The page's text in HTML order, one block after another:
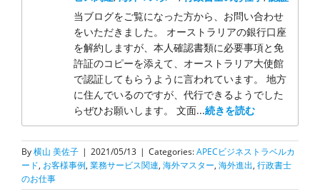
当ブログをご覧になった方から、お問い合わせ
をいただきました。 オーストラリアの銀行口座
を解約しますが、本人確認書類に必要事項と免
許証のコピーを添えて、オーストラリア大使館
で認証してもらうように言われています。 地方
に住んでいるのですが、代行できるようでした
らぜひお願いします。 文面...続きを読む
By横山 美佐子 | 2021/05/13 | Categories:APECビジネストラベルカ
ード, お客様事例, 業務サービス関連, 海外マスター, 海外進出, 行政書士
のお仕事